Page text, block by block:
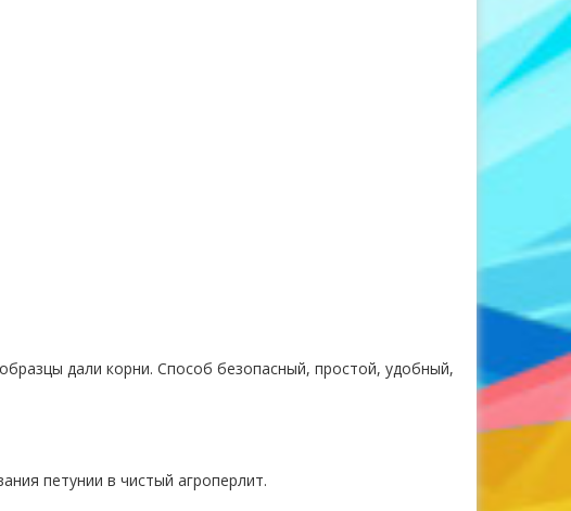
дали корни. Способ безопасный, простой, удобный,
петунии в чистый агроперлит.